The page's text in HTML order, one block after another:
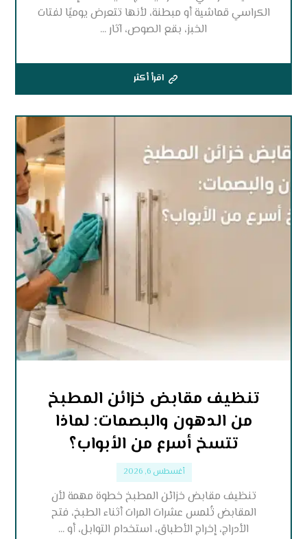
الكراسي قماشية أو مبطنة، لأنها تتعرض يوميًا لفتات
الخبز، بقع الصوص، آثار ...
اقرأ أكثر
تنظيف مقابض خزائن المطبخ
من الدهون والبصمات: لماذا
تتسخ أسرع من الأبواب؟
أغسطس 6, 2026
تنظيف مقابض خزائن المطبخ خطوة مهمة لأن
المقابض تُلمس عشرات المرات أثناء الطبخ، فتح
الأدراج، إخراج الأطباق، استخدام التوابل، أو ...